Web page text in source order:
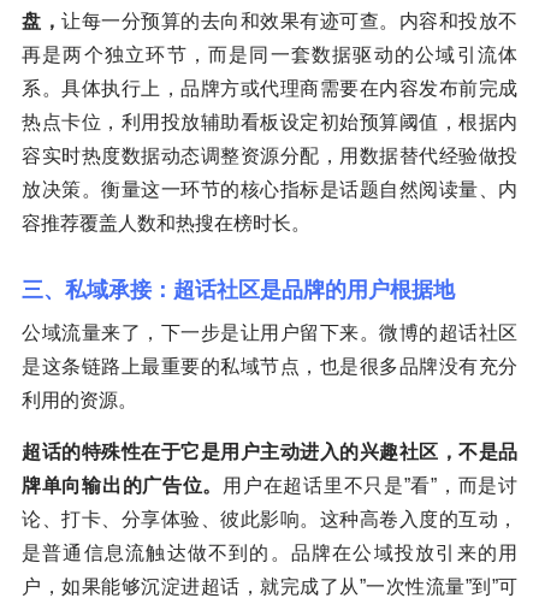
盘， 让每一分预算的去向和效果有迹可查。内容和投放不
再是两个独立环节，而是同一套数据驱动的公域引流体
系。具体执行上，品牌方或代理商需要在内容发布前完成
热点卡位，利用投放辅助看板设定初始预算阈值，根据内
容实时热度数据动态调整资源分配，用数据替代经验做投
放决策。衡量这一环节的核心指标是话题自然阅读量、内
容推荐覆盖人数和热搜在榜时长。
三、私域承接：超话社区是品牌的用户根据地
公域流量来了，下一步是让用户留下来。微博的超话社区
是这条链路上最重要的私域节点，也是很多品牌没有充分
利用的资源。
超话的特殊性在于它是用户主动进入的兴趣社区，不是品
牌单向输出的广告位。
用户在超话里不只是”看”，而是讨
论、打卡、分享体验、彼此影响。这种高卷入度的互动，
是普通信息流触达做不到的。品牌在公域投放引来的用
户，如果能够沉淀进超话，就完成了从”一次性流量”到”可